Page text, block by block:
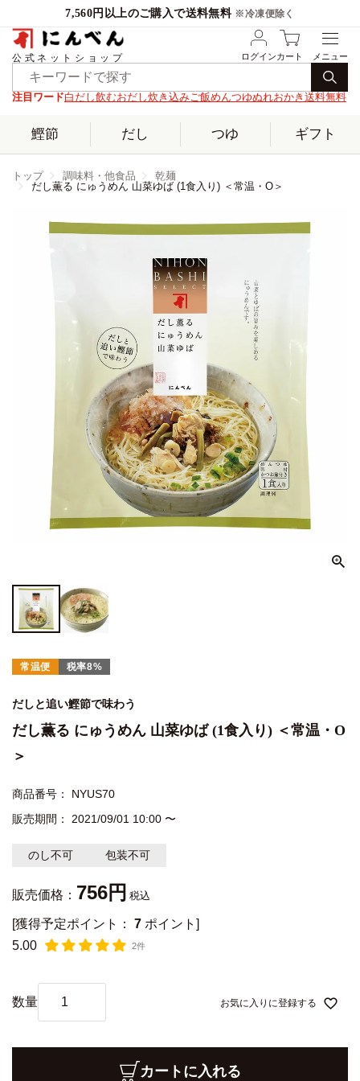
7,560円以上のご購入で送料無料 ※冷凍便除く
公式ネットショップ ログインカート
注目ワード白だし飲むおだし炊き込みご飯めんつゆぬれおかき 送料無料
鰹節 だし つゆ ギフト
トップ 調味料・他食品
乾麺
だし薫る にゅうめん 山菜ゆば (1食入り) ＜常温・O＞
常温便 税率8%
だしと追い鰹節で味わう
だし薫る にゅうめん 山菜ゆば (1食入り) ＜常温・O
＞
商品番号
NYUS70
販売期間
2021/09/01 10:00 〜
のし不可 包装不可
販売価格： 756 税込
[獲得予定ポイント： 7 ポイント]
5.00
2件
お気に入りに登録する
カートに入れる